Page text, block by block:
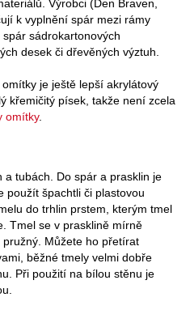
Výrobci (Den Braven,
k vyplnění spár mezi rámy
sádrokartonových
desek či dřevěných výztuh.
je ještě lepší akrylátový
křemičitý písek, takže není zcela
omítky.
tubách. Do spár a prasklin je
použít špachtli či plastovou
do trhlin prstem, kterým tmel
Tmel se v prasklině mírně
pružný. Můžete ho přetírat
běžné tmely velmi dobře
Při použití na bílou stěnu je